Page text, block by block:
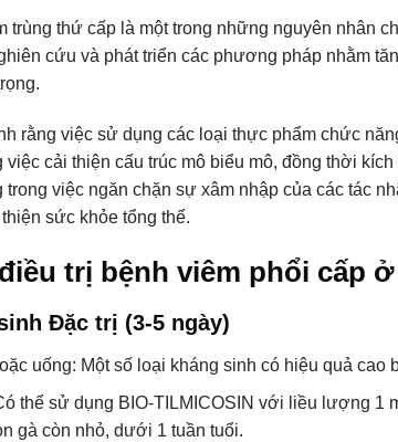
trùng thứ cấp là một trong những nguyên nhân
cứu và phát triển các phương pháp nhằm
rằng việc sử dụng các loại thực phẩm chức
việc cải thiện cấu trúc mô biểu mô, đồng thời
trong việc ngăn chặn sự xâm nhập của các tác
sức khỏe tổng thể.
trị bệnh viêm phổi cấp ở
Đặc trị (3-5 ngày)
uống: Một số loại kháng sinh có hiệu quả cao
thể sử dụng BIO-TILMICOSIN với liều lượng 1
gà còn nhỏ, dưới 1 tuần tuổi.